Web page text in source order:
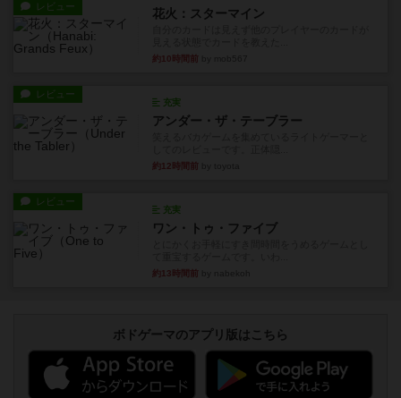
レビュー 花火：スターマイン
約10時間前
レビュー
充実
アンダー・ザ・テーブラー
約12時間前
レビュー
充実
ワン・トゥ・ファイブ
約13時間前
ボドゲーマのアプリ版はこちら